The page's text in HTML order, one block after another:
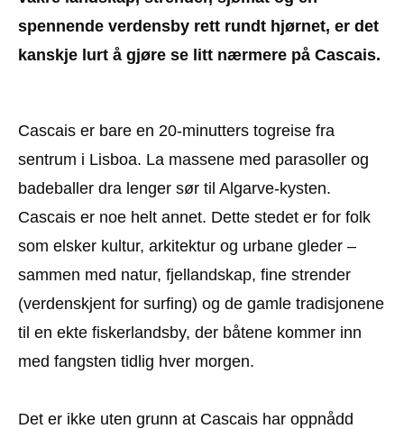
spennende verdensby rett rundt hjørnet, er det
kanskje lurt å gjøre se litt nærmere på Cascais.
Cascais er bare en 20-minutters togreise fra
sentrum i Lisboa. La massene med parasoller og
badeballer dra lenger sør til Algarve-kysten.
Cascais er noe helt annet. Dette stedet er for folk
som elsker kultur, arkitektur og urbane gleder –
sammen med natur, fjellandskap, fine strender
(verdenskjent for surfing) og de gamle tradisjonene
til en ekte fiskerlandsby, der båtene kommer inn
med fangsten tidlig hver morgen.
Det er ikke uten grunn at Cascais har oppnådd